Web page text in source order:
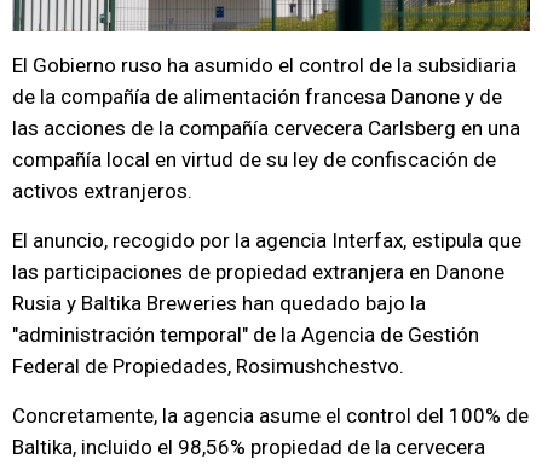
El Gobierno ruso ha asumido el control de la subsidiaria
de la compañía de alimentación francesa Danone y de
las acciones de la compañía cervecera Carlsberg en una
compañía local en virtud de su ley de confiscación de
activos extranjeros.
El anuncio, recogido por la agencia Interfax, estipula que
las participaciones de propiedad extranjera en Danone
Rusia y Baltika Breweries han quedado bajo la
"administración temporal" de la Agencia de Gestión
Federal de Propiedades, Rosimushchestvo.
Concretamente, la agencia asume el control del 100% de
Baltika, incluido el 98,56% propiedad de la cervecera